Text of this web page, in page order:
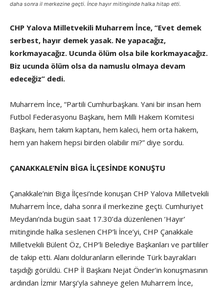
daha sonra il merkezine geçti. İnce hayır mitinginde halka hitap etti.
CHP Yalova Milletvekili Muharrem İnce, “Evet demek
serbest, hayır demek yasak. Ne yapacağız,
korkmayacağız. Ucunda ölüm olsa bile korkmayacağız.
Biz ucunda ölüm olsa da namuslu olmaya devam
edeceğiz” dedi.
Muharrem İnce, “Partili Cumhurbaşkanı. Yani bir insan hem
Futbol Federasyonu Başkanı, hem Milli Hakem Komitesi
Başkanı, hem takım kaptanı, hem kaleci, hem orta hakem,
hem yan hakem hepsi birden olabilir mi?” diye sordu.
ÇANAKKALE’NİN BİGA İLÇESİNDE KONUŞTU
Çanakkale’nin Biga İlçesi’nde konuşan CHP Yalova Milletvekili
Muharrem İnce, daha sonra il merkezine geçti. Cumhuriyet
Meydanı’nda bugün saat 17.30’da düzenlenen ‘Hayır’
mitinginde halka seslenen CHP’li İnce’yi, CHP Çanakkale
Milletvekili Bülent Öz, CHP’li Belediye Başkanları ve partililer
de takip etti. Alanı dolduranların ellerinde Türk bayrakları
taşıdığı görüldü. CHP İl Başkanı Nejat Önder’in konuşmasının
ardından İzmir Marşı’yla sahneye gelen Muharrem İnce,